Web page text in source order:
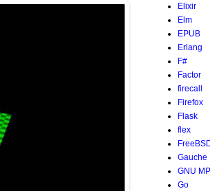
Elixir
Elm
EPUB
Erlang
F#
Factor
firecall
Firefox
Flask
flex
Gauche
GNU
Go